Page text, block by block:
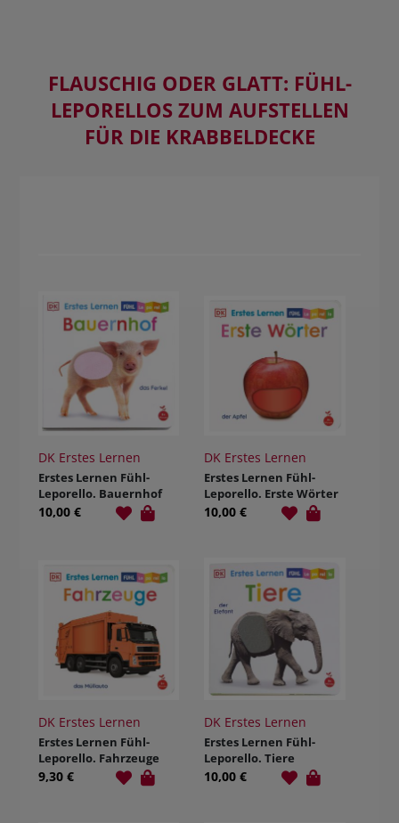
FLAUSCHIG ODER GLATT: FÜHL-
LEPORELLOS ZUM AUFSTELLEN
FÜR DIE KRABBELDECKE
DK Erstes Lernen
Erstes Lernen Fühl-
Leporello. Bauernhof
10,00 €
DK Erstes Lernen
Erstes Lernen Fühl-
Leporello. Erste Wörter
10,00 €
DK Erstes Lernen
Erstes Lernen Fühl-
Leporello. Fahrzeuge
9,30 €
DK Erstes Lernen
Erstes Lernen Fühl-
Leporello. Tiere
10,00 €